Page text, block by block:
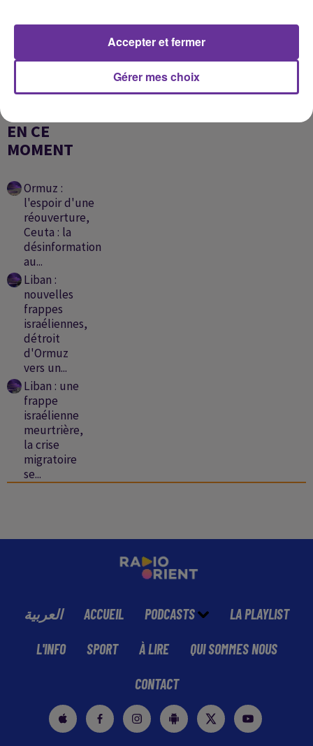
Gheirak
A
EN CE
MOMENT
Ormuz :
l'espoir d'une
réouverture,
Ceuta : la
désinformation
au...
Liban :
nouvelles
frappes
israéliennes,
détroit
d'Ormuz
vers un...
Liban : une
frappe
israélienne
meurtrière,
la crise
migratoire
se...
العربية ACCUEIL PODCASTS LA PLAYLIST
L'INFO SPORT À LIRE QUI SOMMES NOUS
CONTACT
Gérer mes choix
Accepter et fermer